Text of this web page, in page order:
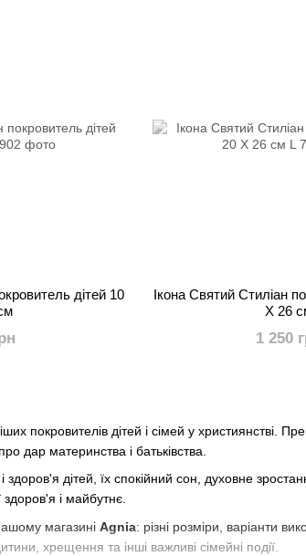
покровителів дітей і сімей у християнстві.
дар материнства і батьківства.
дітей, їх спокійний сон, духовне
і майбутнє.
магазині Agnia: різні розміри, варіанти
хрещення та інші важливі сімейні події.
дітей 10
Ікона Святий Стиліан
Х 26
1 250